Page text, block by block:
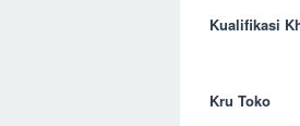
Kualifikasi
Kru Toko